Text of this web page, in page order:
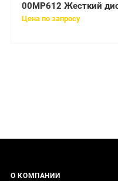
Цена по запросу
О КОМПАНИИ